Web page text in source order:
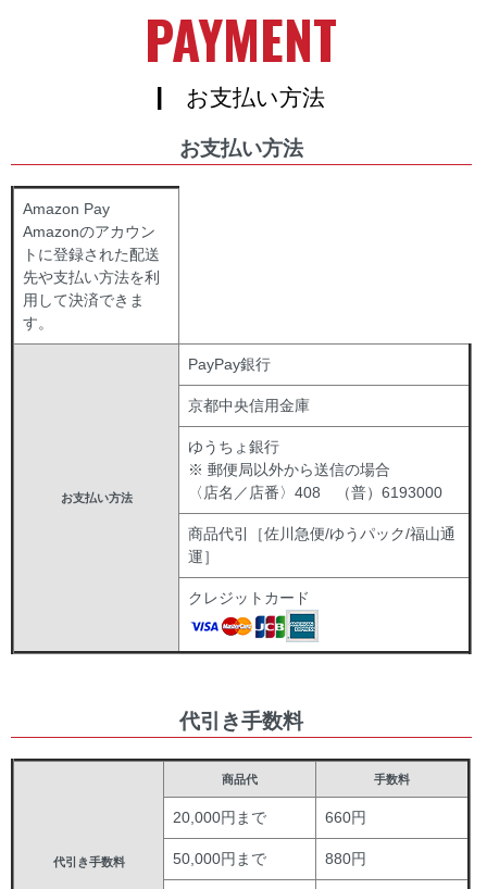
PAYMENT
| お支払い方法
お支払い方法
Amazon Pay
Amazonのアカウン
トに登録された配送
先や支払い方法を利
用して決済できま
す。
お支払い方法
PayPay銀行
京都中央信用金庫
ゆうちょ銀行
※ 郵便局以外から送信の場合
〈店名／店番〉408 （普）6193000
商品代引［佐川急便/ゆうパック/福山通
運］
クレジットカード
代引き手数料
代引き手数料
商品代 手数料
20,000円まで 660円
50,000円まで 880円